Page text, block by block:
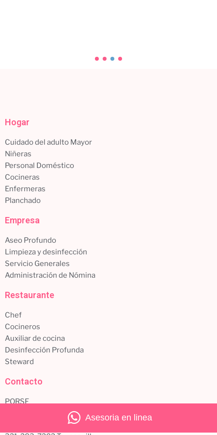
Asesoria en linea
Hogar
Cuidado del adulto Mayor
Niñeras
Personal Doméstico
Cocineras
Enfermeras
Planchado
Empresa
Aseo Profundo
Limpieza y desinfección
Servicio Generales
Administración de Nómina
Restaurante
Chef
Cocineros
Auxiliar de cocina
Desinfección Profunda
Steward
Contacto
PQRSF